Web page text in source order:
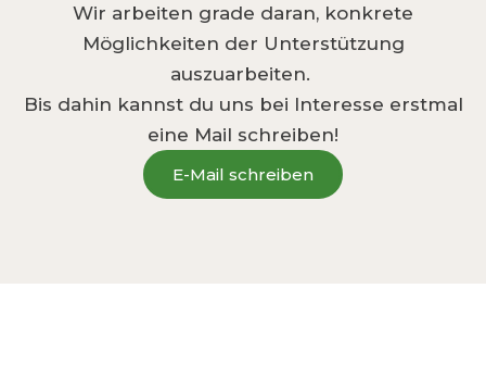
Wir arbeiten grade daran, konkrete
Möglichkeiten der Unterstützung
auszuarbeiten.
Bis dahin kannst du uns bei Interesse erstmal
eine Mail schreiben!
E-Mail schreiben